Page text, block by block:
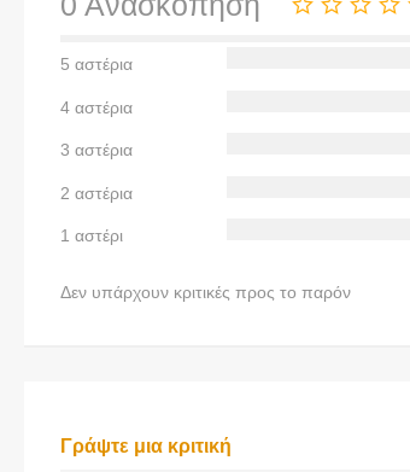
5 αστέρια
4 αστέρια
3 αστέρια
2 αστέρια
1 αστέρι
Δεν υπάρχουν κριτικές προς το παρόν
Γράψτε μια κριτική